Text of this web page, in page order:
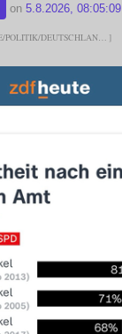
on 5.8.2026, 08:05:09
POLITIK/DEUTSCHLAN